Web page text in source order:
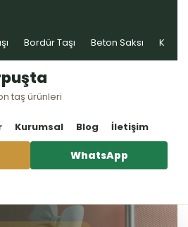
Bordür Taşı Beton Saksı Kablo
taş ürünleri
Kurumsal Blog İletişim
WhatsApp